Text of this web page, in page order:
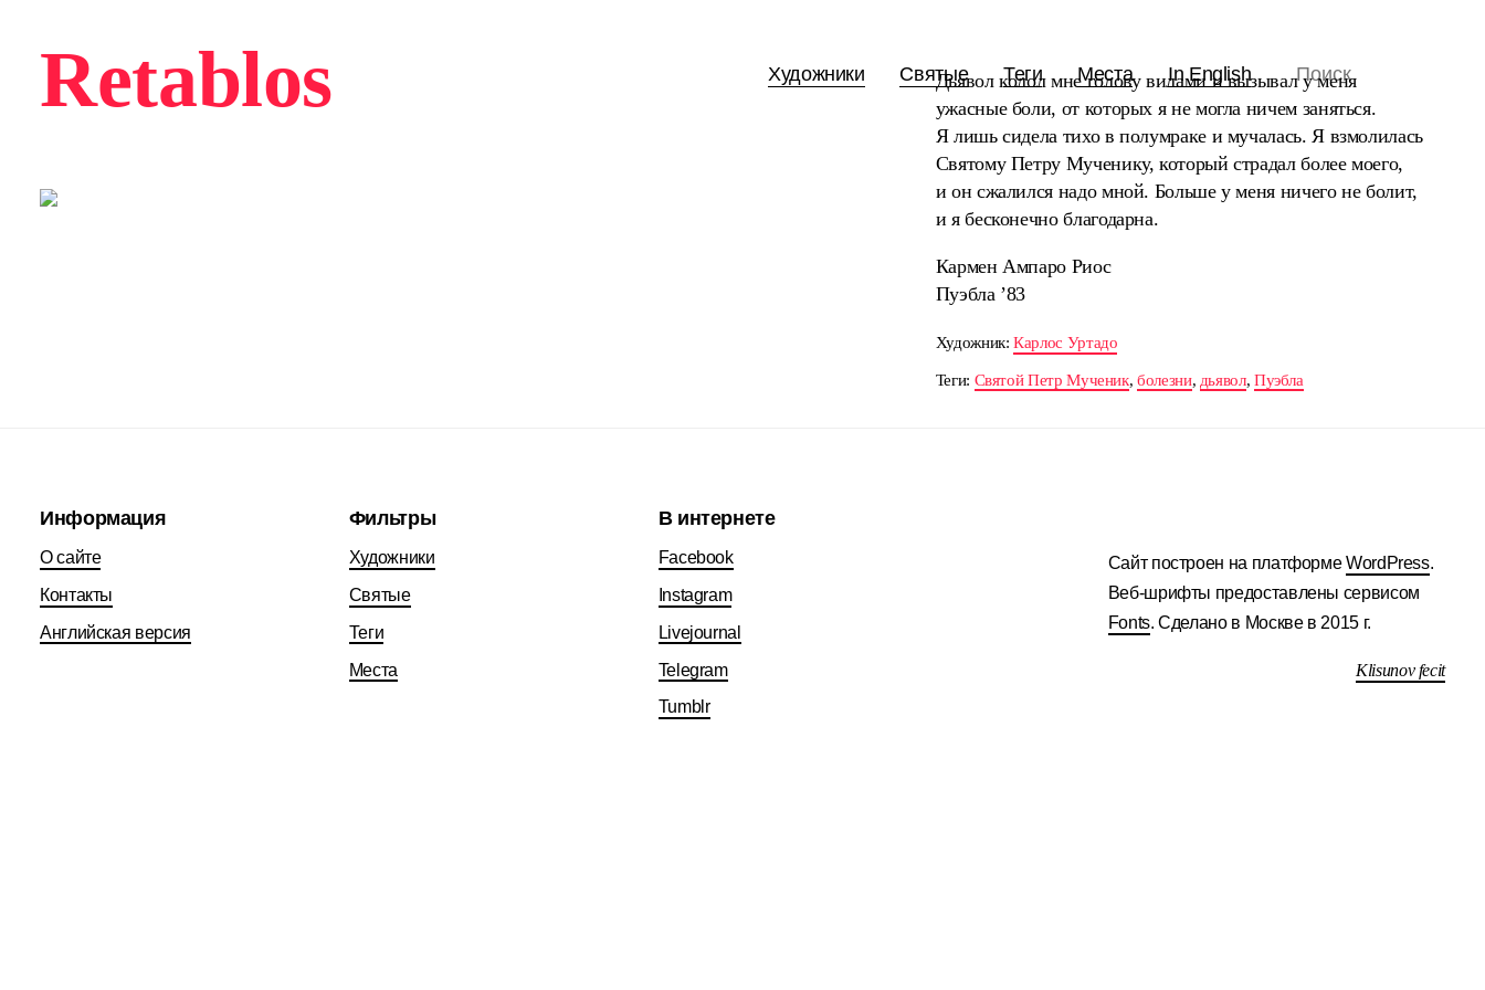
Retablos Художники Святые Теги Места In English
Дьявол колол мне голову вилами и вызывал у меня
ужасные боли, от которых я не могла ничем заняться.
Я лишь сидела тихо в полумраке и мучалась. Я взмолилась
Святому Петру Мученику, который страдал более моего,
и он сжалился надо мной. Больше у меня ничего не болит,
и я бесконечно благодарна.
Кармен Ампаро Риос
Пуэбла ’83
Художник:Карлос Уртадо
Теги: Святой Петр Мученик,болезни, дьявол, Пуэбла
Информация
О сайте
Контакты
Английская версия
Фильтры
Художники
Святые
Теги
Места
В интернете
Facebook
Instagram
Livejournal
Telegram
Tumblr
Сайт построен на платформеWordPress.
Веб-шрифты предоставлены сервисом
Fonts. Сделано в Москве в 2015 г.
Klisunov fecit